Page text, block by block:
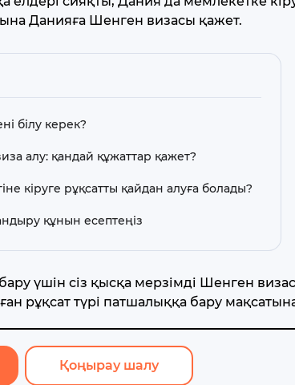
Данияға Шенген визасы қажет.
білу керек?
алу: қандай құжаттар қажет?
кіруге рұқсатты қайдан алуға болады?
құнын есептеңіз
үшін сіз қысқа мерзімді Шенген
рұқсат түрі патшалыққа бару
Қоңырау шалу